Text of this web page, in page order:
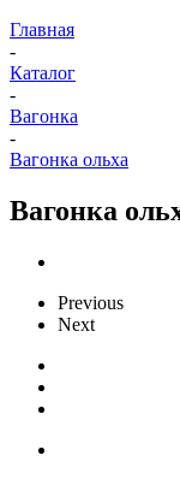
Главная
-
Каталог
-
Вагонка
-
Вагонка ольха
Вагонка
Previous
Next